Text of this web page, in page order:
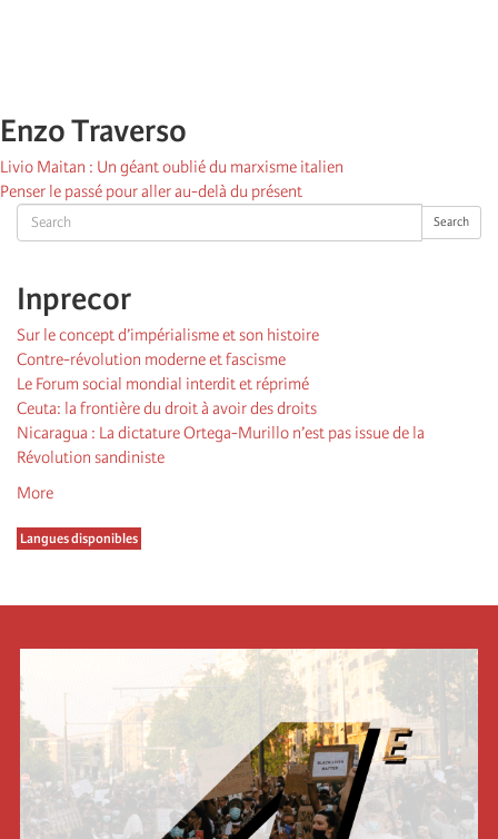
Search Search
Inprecor
Sur le concept d’impérialisme et son histoire
Contre-révolution moderne et fascisme
Le Forum social mondial interdit et réprimé
Ceuta: la frontière du droit à avoir des droits
Nicaragua : La dictature Ortega-Murillo n’est pas issue de la
Révolution sandiniste
More
Langues disponibles
Enzo Traverso
Livio Maitan : Un géant oublié du marxisme italien
Penser le passé pour aller au-delà du présent